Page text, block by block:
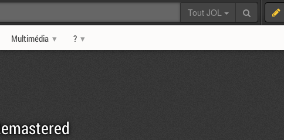
Tout JOL
Multimédia ?